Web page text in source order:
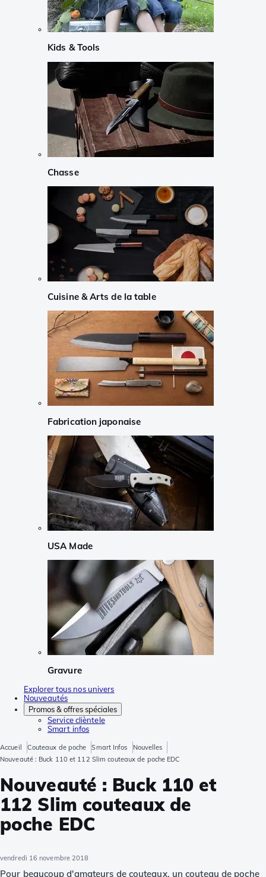
Kids & Tools
Chasse
Cuisine & Arts de la table
Fabrication japonaise
USA Made
Gravure
Explorer tous nos univers
Nouveautés
Promos & offres spéciales
Service clièntele
Smart infos
Accueil Couteaux de poche Smart Infos
Nouvelles
Nouveauté : Buck 110 et 112 Slim couteaux de poche EDC
Nouveauté : Buck 110 et
112 Slim couteaux de
poche EDC
vendredi 16 novembre 2018
Pour beaucoup d'amateurs de couteaux, un couteau de poche